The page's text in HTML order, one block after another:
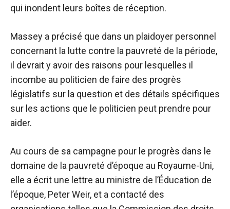
qui inondent leurs boîtes de réception.
Massey a précisé que dans un plaidoyer personnel
concernant la lutte contre la pauvreté de la période,
il devrait y avoir des raisons pour lesquelles il
incombe au politicien de faire des progrès
législatifs sur la question et des détails spécifiques
sur les actions que le politicien peut prendre pour
aider.
Au cours de sa campagne pour le progrès dans le
domaine de la pauvreté d’époque au Royaume-Uni,
elle a écrit une lettre au ministre de l’Éducation de
l’époque, Peter Weir, et a contacté des